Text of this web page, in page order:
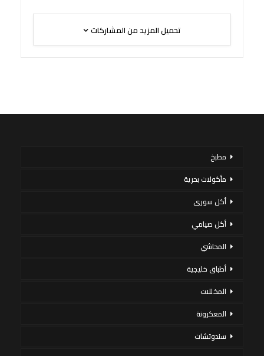
تحميل المزيد من المشاركات
مطبخ
مأكولات بحرية
أكل سورى
أكل صيامي
المحاشي
أطباق خليجية
المخللات
المعكرونة
سندوتشات